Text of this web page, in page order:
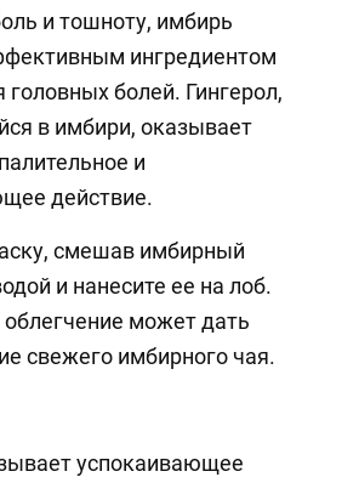
и тошноту, имбирь
ингредиентом
головных болей. Гингерол,
в имбири, оказывает
и
действие.
смешав имбирный
и нанесите ее на лоб.
может дать
свежего имбирного чая.
успокаивающее